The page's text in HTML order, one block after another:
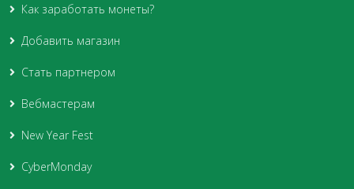
Как заработать монеты?
Добавить магазин
Стать партнером
Вебмастерам
New Year Fest
CyberMonday